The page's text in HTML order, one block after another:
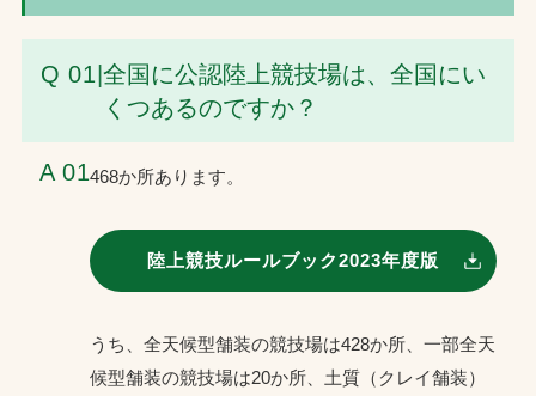
ソーシャルメディアポリシー
文字の見えづらさや操作にお困りの方へ
Q 01 |全国に公認陸上競技場は、全国にい
くつあるのですか？
A 01468か所あります。
陸上競技ルールブック2023年度版
うち、全天候型舗装の競技場は428か所、一部全天
候型舗装の競技場は20か所、土質（クレイ舗装）